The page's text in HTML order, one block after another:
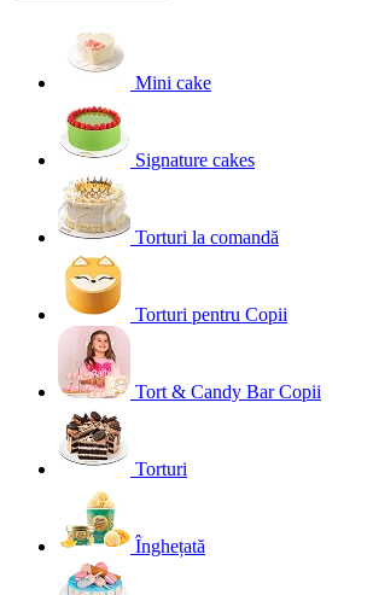
Mini cake
Signature cakes
Torturi la comandă
Torturi pentru Copii
Tort & Candy Bar Copii
Torturi
Înghețată